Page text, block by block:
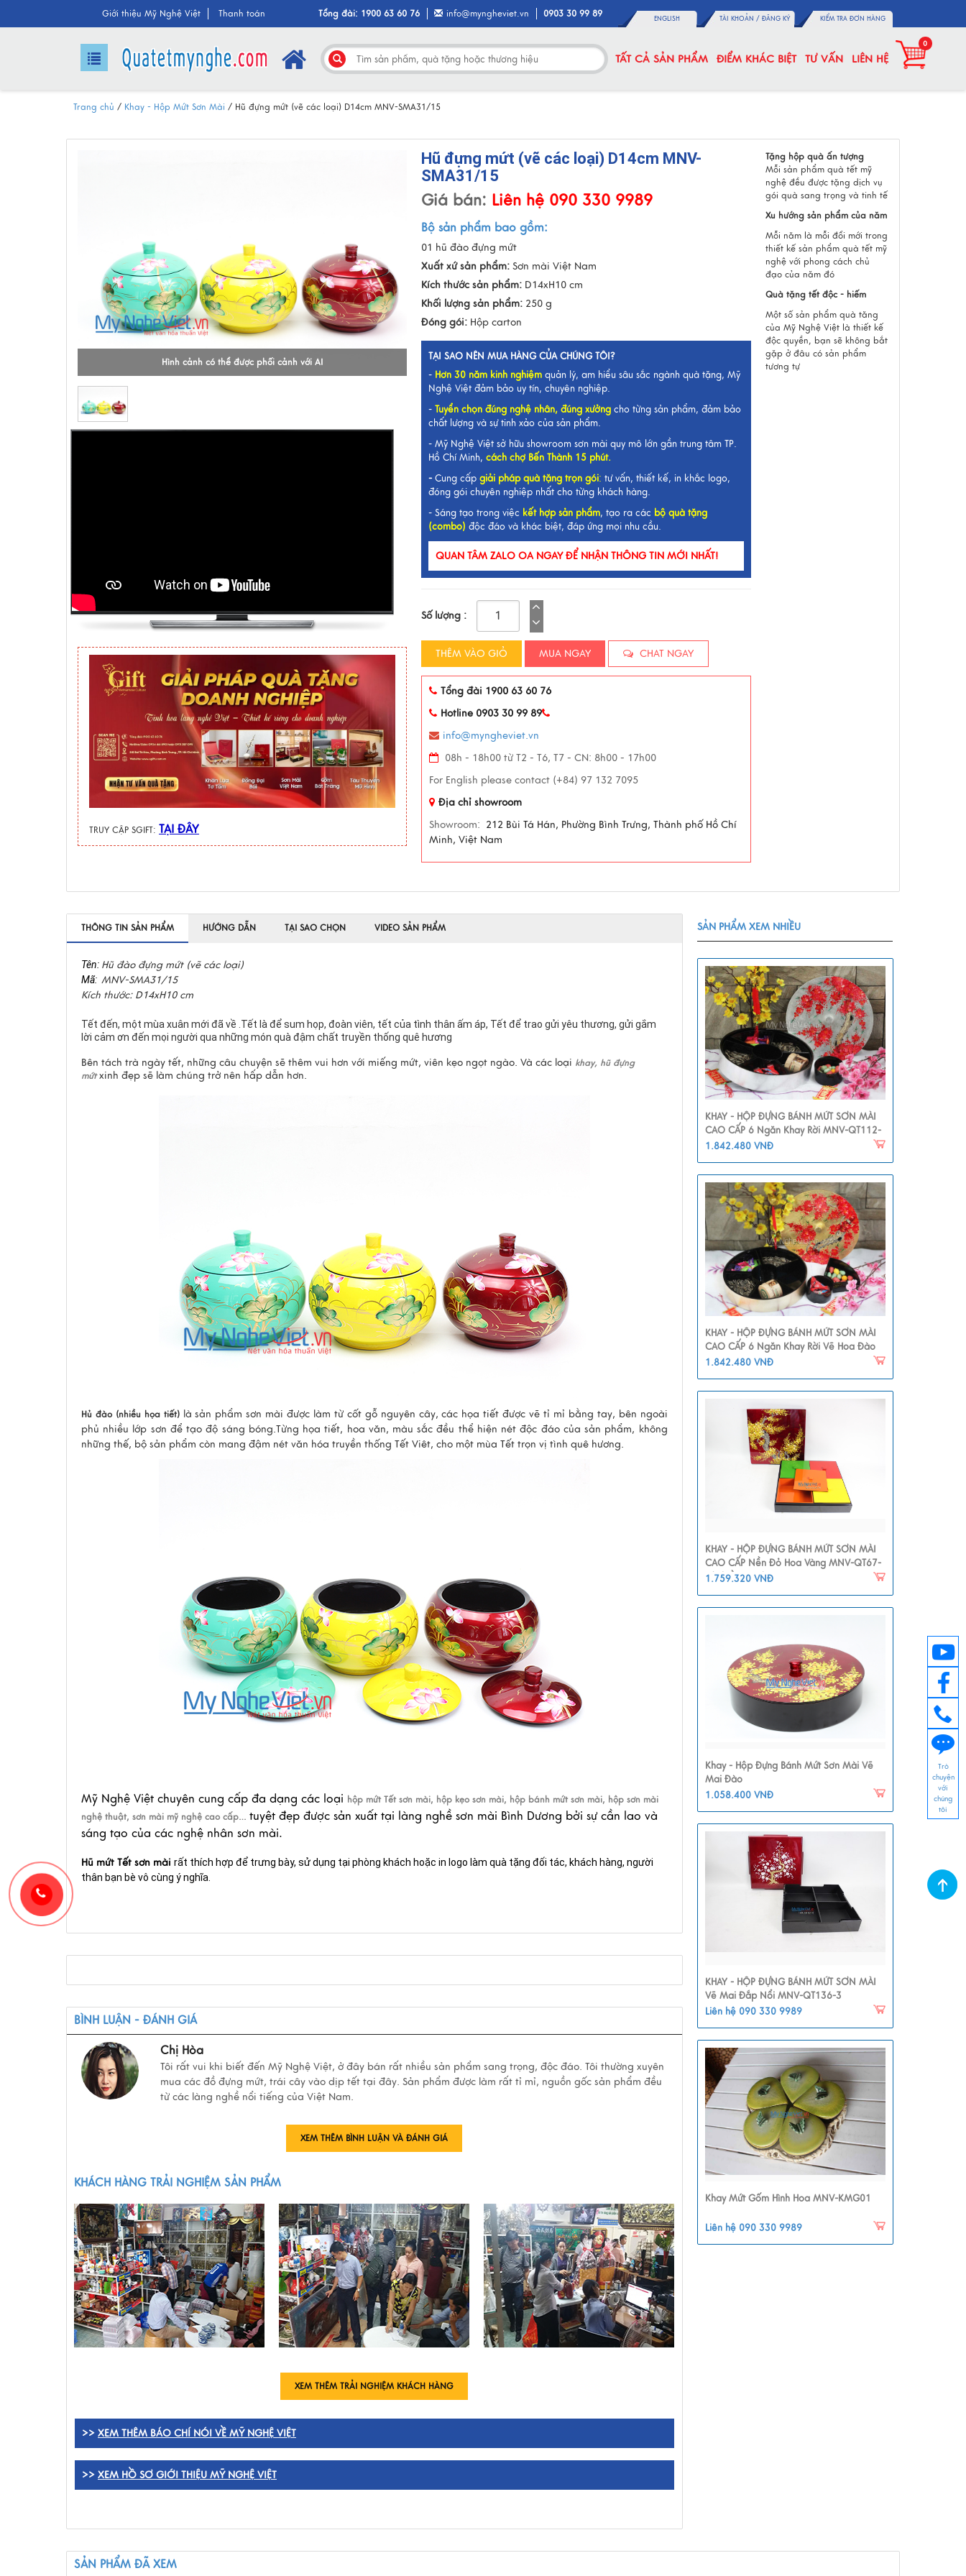
Giới thiệu Mỹ Nghệ Việt Thanh toán Tổng đài: 1900 63 60 76 info@myngheviet.vn 0903 30 99 89 ENGLISH TÀI KHOẢN / ĐĂNG KÝ KIỂM TRA ĐƠN HÀNG
TẤT CẢ SẢN PHẨM ĐIỂM KHÁC BIỆT TƯ VẤN LIÊN HỆ
0
Trang chủ / Khay - Hộp Mứt Sơn Mài / Hũ đựng mứt (vẽ các loại) D14cm MNV-SMA31/15
Hình cảnh có thể được phối cảnh với AI
TRUY CẬP SGIFT: TẠI ĐÂY
Hũ đựng mứt (vẽ các loại) D14cm MNV-
SMA31/15
Giá bán: Liên hệ 090 330 9989
Bộ sản phẩm bao gồm:
01 hũ đào đựng mứt
Xuất xứ sản phẩm: Sơn mài Việt Nam
Kích thước sản phẩm: D14xH10 cm
Khối lượng sản phẩm: 250 g
Đóng gói: Hộp carton
TẠI SAO NÊN MUA HÀNG CỦA CHÚNG TÔI?
- Hơn 30 năm kinh nghiệm quản lý, am hiểu sâu sắc ngành quà tặng, Mỹ
Nghệ Việt đảm bảo uy tín, chuyên nghiệp.
-Tuyển chọn đúng nghệ nhân, đúng xưởng cho từng sản phẩm, đảm bảo
chất lượng và sự tinh xảo của sản phẩm.
- Mỹ Nghệ Việt sở hữu showroom sơn mài quy mô lớn gần trung tâm TP.
Hồ Chí Minh,cách chợ Bến Thành 15 phút.
-Cung cấpgiải pháp quà tặng trọn gói: tư vấn, thiết kế, in khắc logo,
đóng gói chuyên nghiệp nhất cho từng khách hàng.
- Sáng tạo trong việc kết hợp sản phẩm, tạo ra các bộ quà tặng
(combo) độc đáo và khác biệt, đáp ứng mọi nhu cầu.
QUAN TÂM ZALO OA NGAY ĐỂ NHẬN THÔNG TIN MỚI NHẤT!
Số lượng :
THÊM VÀO GIỎ MUA NGAY CHAT NGAY
Tổng đài 1900 63 60 76
Hotline 0903 30 99 89
info@myngheviet.vn
08h - 18h00 từ T2 - T6, T7 - CN: 8h00 - 17h00
For English please contact (+84) 97 132 7095
Địa chỉ showroom
Showroom: 212 Bùi Tá Hán, Phường Bình Trưng, Thành phố Hồ Chí
Minh, Việt Nam
Tặng hộp quà ấn tượng
Mỗi sản phẩm quà tết mỹ
nghệ đều được tặng dịch vụ
gói quà sang trọng và tinh tế
Xu hướng sản phẩm của năm
Mỗi năm là mỗi đổi mới trong
thiết kế sản phẩm quà tết mỹ
nghệ với phong cách chủ
đạo của năm đó
Quà tặng tết độc - hiếm
Một số sản phẩm quà tăng
của Mỹ Nghệ Việt là thiết kế
độc quyền, bạn sẽ không bắt
gặp ở đâu có sản phẩm
tương tự
THÔNG TIN SẢN PHẨM HƯỚNG DẪN TẠI SAO CHỌN VIDEO SẢN PHẨM
Tên: Hũ đào đựng mứt (vẽ các loại)
Mã: MNV-SMA31/15
Kích thước: D14xH10 cm
Tết đến, một mùa xuân mới đã về .Tết là để sum họp, đoàn viên, tết của tình thân ấm áp, Tết để trao gửi yêu thương, gửi gắm
lời cảm ơn đến mọi người qua những món quà đậm chất truyền thống quê hương
Bên tách trà ngày tết, những câu chuyện sẽ thêm vui hơn với miếng mứt, viên kẹo ngọt ngào. Và các loại khay, hũ đựng
mứtxinh đẹp sẽ làm chúng trở nên hấp dẫn hơn.
Hủ đào (nhiều họa tiết) là sản phẩm sơn mài được làm từ cốt gỗ nguyên cây, các họa tiết được vẽ tỉ mỉ bằng tay, bên ngoài
phủ nhiều lớp sơn để tạo độ sáng bóng.Từng họa tiết, hoa văn, màu sắc đều thể hiện nét độc đáo của sản phẩm, không
những thế, bộ sản phẩm còn mang đậm nét văn hóa truyền thống Tết Viêt, cho một mùa Tết trọn vị tình quê hương.
Mỹ Nghệ Việt chuyên cung cấp đa dạng các loại hộp mứt Tết sơn mài, hộp kẹo sơn mài, hộp bánh mứt sơn mài, hộp sơn mài
nghệ thuật, sơn mài mỹ nghệ cao cấp… tuyệt đẹp được sản xuất tại làng nghề sơn mài Bình Dương bởi sự cần lao và
sáng tạo của các nghệ nhân sơn mài.
Hũ mứt Tết sơn mài rất thích hợp để trưng bày, sử dụng tại phòng khách hoặc in logo làm quà tặng đối tác, khách hàng, người
thân bạn bè vô cùng ý nghĩa.
BÌNH LUẬN - ĐÁNH GIÁ
Chị Hòa
Tôi rất vui khi biết đến Mỹ Nghệ Việt, ở đây bán rất nhiều sản phẩm sang trọng, độc đáo. Tôi thường xuyên
mua các đồ đựng mứt, trái cây vào dịp tết tại đây. Sản phẩm được làm rất tỉ mỉ, nguồn gốc sản phẩm đều
từ các làng nghề nổi tiếng của Việt Nam.
XEM THÊM BÌNH LUẬN VÀ ĐÁNH GIÁ
KHÁCH HÀNG TRẢI NGHIỆM SẢN PHẨM
XEM THÊM TRẢI NGHIỆM KHÁCH HÀNG
>> XEM THÊM BÁO CHÍ NÓI VỀ MỸ NGHỆ VIỆT
>> XEM HỒ SƠ GIỚI THIỆU MỸ NGHỆ VIỆT
SẢN PHẨM XEM NHIỀU
KHAY - HỘP ĐỰNG BÁNH MỨT SƠN MÀI
CAO CẤP 6 Ngăn Khay Rời MNV-QT112-
1
1.842.480 VNĐ
KHAY - HỘP ĐỰNG BÁNH MỨT SƠN MÀI
CAO CẤP 6 Ngăn Khay Rời Vẽ Hoa Đào
MNV-QT112
1.842.480 VNĐ
KHAY - HỘP ĐỰNG BÁNH MỨT SƠN MÀI
CAO CẤP Nền Đỏ Hoa Vàng MNV-QT67-
2(nhiều Màu)
1.759.320 VNĐ
Khay - Hộp Đựng Bánh Mứt Sơn Mài Vẽ
Mai Đào
1.058.400 VNĐ
KHAY - HỘP ĐỰNG BÁNH MỨT SƠN MÀI
Vẽ Mai Đắp Nổi MNV-QT136-3
Liên hệ 090 330 9989
Khay Mứt Gốm Hình Hoa MNV-KMG01
Liên hệ 090 330 9989
SẢN PHẨM ĐÃ XEM
Trò
chuyện
với
chúng
tôi